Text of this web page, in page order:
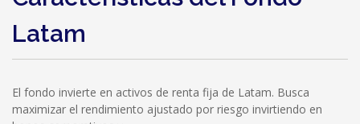
Latam
El fondo invierte en activos de renta fija de Latam. Busca
maximizar el rendimiento ajustado por riesgo invirtiendo en